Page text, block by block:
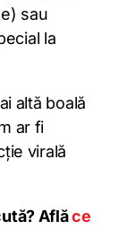
sau
la
altă boală
ar fi
virală
Aflăce